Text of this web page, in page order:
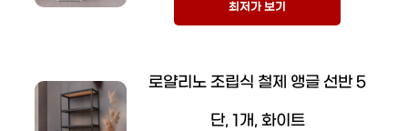
최저가 보기
로얄리노 조립식 철제 앵글 선반 5
단, 1개, 화이트